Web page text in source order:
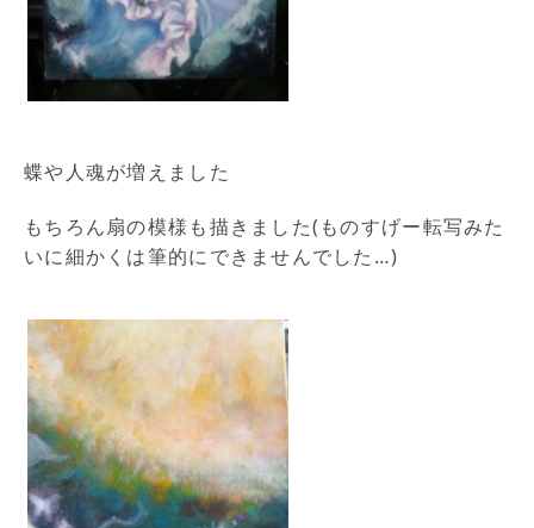
蝶や人魂が増えました
もちろん扇の模様も描きました(ものすげー転写みた
いに細かくは筆的にできませんでした…)